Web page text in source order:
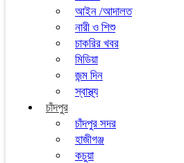
আইন /আদালত
নারী ও শিশু
চাকরির খবর
মিডিয়া
জন্ম দিন
স্বাস্থ্য
চাঁদপুর
চাঁদপুর সদর
হাজীগঞ্জ
কচুয়া